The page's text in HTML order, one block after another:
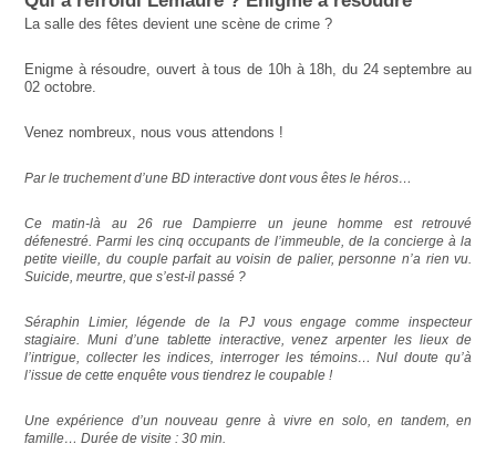
La salle des fêtes devient une scène de crime ?
Enigme à résoudre, ouvert à tous de 10h à 18h, du 24 septembre au
02 octobre.
Venez nombreux, nous vous attendons !
Par le truchement d’une BD interactive dont vous êtes le héros…
Ce matin-là au 26 rue Dampierre un jeune homme est retrouvé
défenestré. Parmi les cinq occupants de l’immeuble, de la concierge à la
petite vieille, du couple parfait au voisin de palier, personne n’a rien vu.
Suicide, meurtre, que s’est-il passé ?
Séraphin Limier, légende de la PJ vous engage comme inspecteur
stagiaire. Muni d’une tablette interactive, venez arpenter les lieux de
l’intrigue, collecter les indices, interroger les témoins… Nul doute qu’à
l’issue de cette enquête vous tiendrez le coupable !
Une expérience d’un nouveau genre à vivre en solo, en tandem, en
famille… Durée de visite : 30 min.